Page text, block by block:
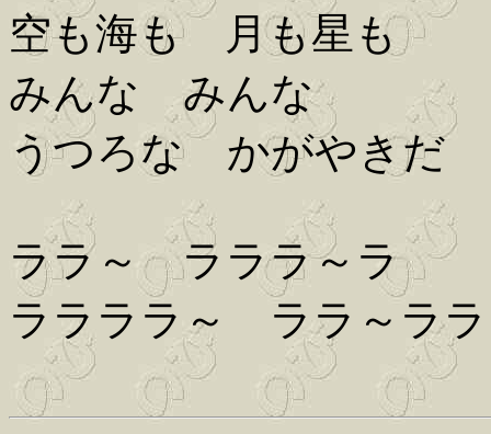
空も海も 月も星も
みんな みんな
うつろな かがやきだ
ララ～ ラララ～ラ
ララララ～ ララ～ラ